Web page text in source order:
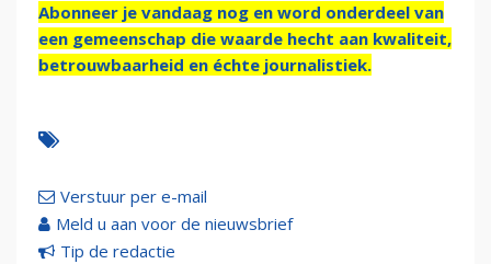
Abonneer je vandaag nog en word onderdeel van
een gemeenschap die waarde hecht aan kwaliteit,
betrouwbaarheid en échte journalistiek.
Verstuur per e-mail
Meld u aan voor de nieuwsbrief
Tip de redactie